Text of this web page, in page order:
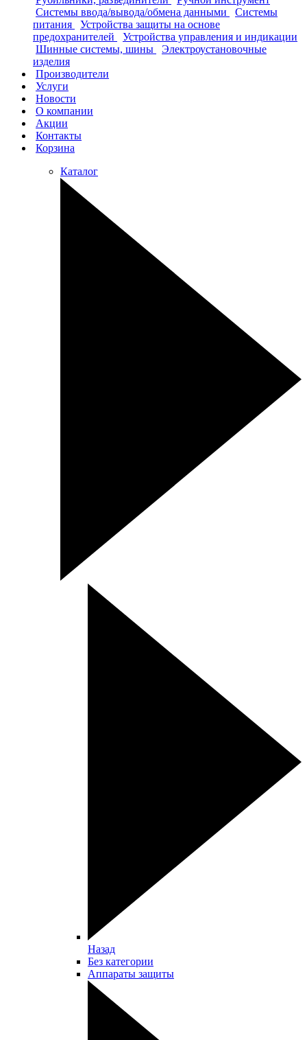
Системы ввода/вывода/обмена данными
Системы
питания
Устройства защиты на основе
предохранителей
Устройства управления и индикации
Шинные системы, шины
Электроустановочные
изделия
Производители
Услуги
Новости
О компании
Акции
Контакты
Корзина
Каталог
Назад
Без категории
Аппараты защиты